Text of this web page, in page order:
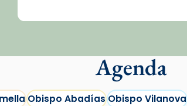
Agenda
Obispo AbadíasObispo Vilanova